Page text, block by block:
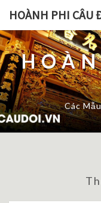
HOÀNH PHI CÂU
Các